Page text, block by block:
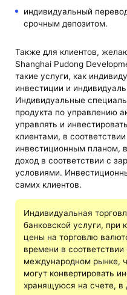
индивидуальный
срочным депозитом.
Также для клиентов,
Shanghai Pudong
такие услуги, как
инвестиции и
Индивидуальные
продукта по управлению
управлять и
клиентами, в
инвестиционным планом,
доход в соответствии с
условиями.
самих клиентов.
Индивидуальная
банковской услуги, при
цены на торговлю
времени в соответствии
международном рынке,
могут конвертировать
хранящуюся на счете, в